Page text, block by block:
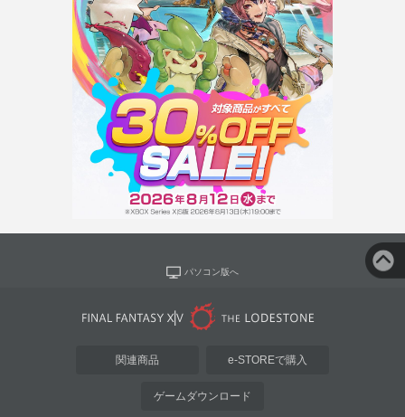
パソコン版へ
関連商品 e-STOREで購入
ゲームダウンロード